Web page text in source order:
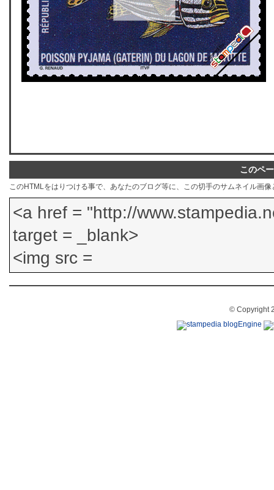
このペ
このHTMLをはりつける事で、あなたのブログ等に、この切手のサムネイル画
© Copyright